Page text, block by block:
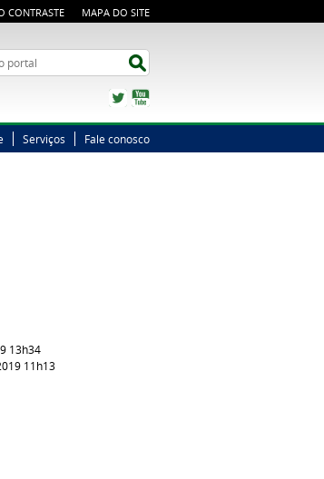
CONTRASTE MAPA DO SITE
Twitter
Serviços Fale conosco
13h34
11h13